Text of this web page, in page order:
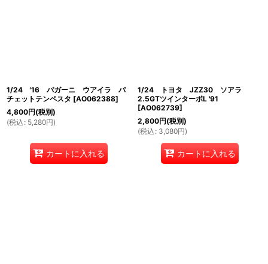
1/24 '16 パガーニ ウアイラ パ
チェットテンペスタ [AO062388]
4,800円(税別)
(税込 : 5,280円)
カートに入れる
1/24 トヨタ JZZ30 ソアラ
2.5GTツインターボL '91
[AO062739]
2,800円(税別)
(税込 : 3,080円)
カートに入れる